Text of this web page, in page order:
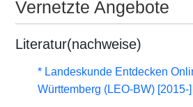
Vernetzte Angebote
Literatur(nachweise)
* Landeskunde Entdecken
Württemberg (LEO-BW) [2015-]